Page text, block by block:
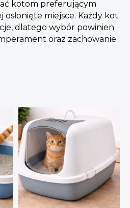
kotom preferującym
osłonięte miejsce. Każdy kot
dlatego wybór powinien
oraz zachowanie.